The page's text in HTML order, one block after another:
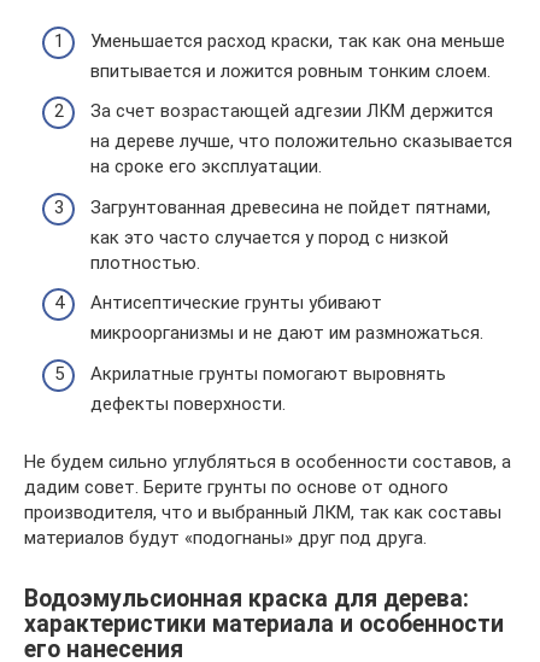
Уменьшается расход краски, так как она меньше
впитывается и ложится ровным тонким слоем.
За счет возрастающей адгезии ЛКМ держится
на дереве лучше, что положительно сказывается
на сроке его эксплуатации.
Загрунтованная древесина не пойдет пятнами,
как это часто случается у пород с низкой
плотностью.
Антисептические грунты убивают
микроорганизмы и не дают им размножаться.
Акрилатные грунты помогают выровнять
дефекты поверхности.
Не будем сильно углубляться в особенности составов, а
дадим совет. Берите грунты по основе от одного
производителя, что и выбранный ЛКМ, так как составы
материалов будут «подогнаны» друг под друга.
Водоэмульсионная краска для дерева:
характеристики материала и особенности
его нанесения